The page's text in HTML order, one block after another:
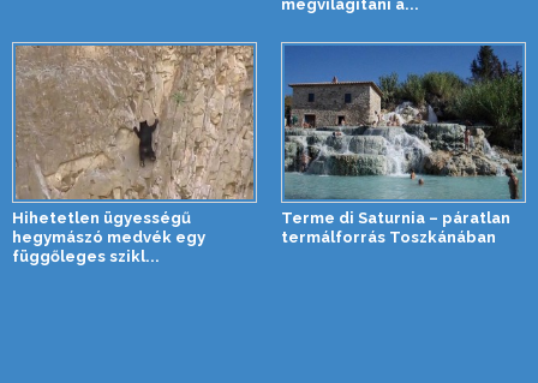
megvilágítani a...
Hihetetlen ügyességű
hegymászó medvék egy
függőleges szikl...
Terme di Saturnia – páratlan
termálforrás Toszkánában